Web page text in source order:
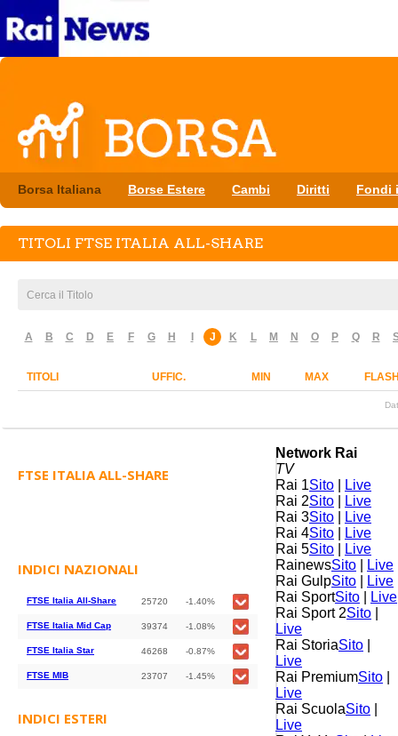
Borsa Italiana Borse Estere Cambi Diritti Fondi
TITOLI FTSE ITALIA ALL-SHARE
A B C D E F G H J K L M N O P Q R
TITOLI UFFIC. MIN MAX
FTSE ITALIA ALL-SHARE
INDICI NAZIONALI
FTSE Italia All-Share 25720 -1.40%
FTSE Italia Mid Cap 39374 -1.08%
FTSE Italia Star 46268 -0.87%
FTSE MIB 23707 -1.45%
INDICI ESTERI
Network Rai
TV
Rai 1Sito
Live
Rai 2Sito
Live
Rai 3Sito
Live
Rai 4Sito
Live
Rai 5Sito
Live
RainewsSito
Live
Rai GulpSito
Live
Rai SportSito
Live
Rai Sport 2Sito
Live
Rai StoriaSito
Live
Rai PremiumSito
Live
Rai ScuolaSito
Live